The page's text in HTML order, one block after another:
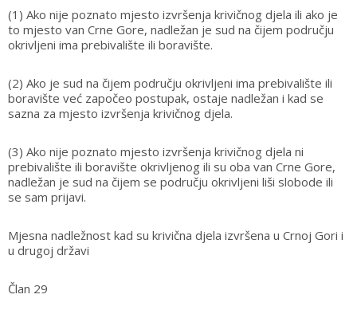
(1) Ako nije poznato mjesto izvršenja krivičnog djela ili ako je
to mjesto van Crne Gore, nadležan je sud na čijem području
okrivljeni ima prebivalište ili boravište.
(2) Ako je sud na čijem području okrivljeni ima prebivalište ili
boravište već započeo postupak, ostaje nadležan i kad se
sazna za mjesto izvršenja krivičnog djela.
(3) Ako nije poznato mjesto izvršenja krivičnog djela ni
prebivalište ili boravište okrivljenog ili su oba van Crne Gore,
nadležan je sud na čijem se području okrivljeni liši slobode ili
se sam prijavi.
Mjesna nadležnost kad su krivična djela izvršena u Crnoj Gori i
u drugoj državi
Član 29